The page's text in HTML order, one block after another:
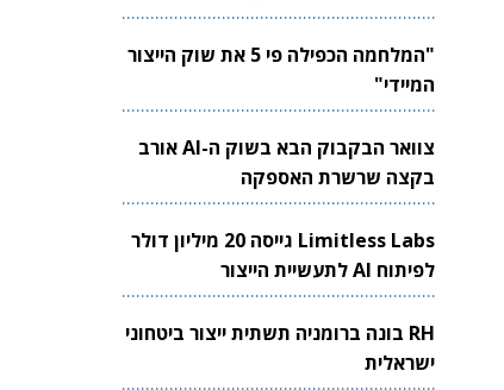
לשבבים
"המלחמה הכפילה פי 5 את שוק הייצור
המיידי"
צוואר הבקבוק הבא בשוק ה-AI אורב
בקצה שרשרת האספקה
Limitless Labs גייסה 20 מיליון דולר
לפיתוח AI לתעשיית הייצור
RH בונה ברומניה תשתית ייצור ביטחוני
ישראלית